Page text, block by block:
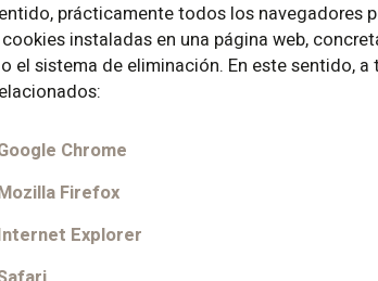
prácticamente todos los navegadores
instaladas en una página web,
el sistema de eliminación. En este sentido,
Chrome
Firefox
Explorer